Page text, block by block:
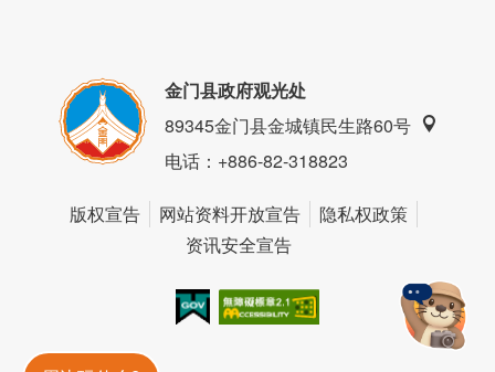
金门县政府观光处
89345金门县金城镇民生路60号
电话：+886-82-318823
版权宣告 网站资料开放宣告
隐私权政策
资讯安全宣告